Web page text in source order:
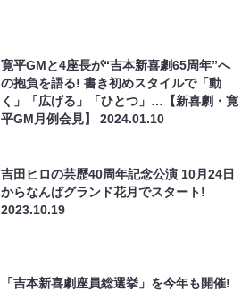
寛平GMと4座長が“吉本新喜劇65周年”へ
の抱負を語る! 書き初めスタイルで「動
く」「広げる」「ひとつ」…【新喜劇・寛
平GM月例会見】2024.01.10
吉田ヒロの芸歴40周年記念公演 10月24日
からなんばグランド花月でスタート!
2023.10.19
「吉本新喜劇座員総選挙」を今年も開催!